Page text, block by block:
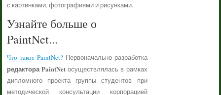
с картинками, фотографиями и рисунками.
Узнайте больше о
PaintNet...
Что такое PaintNet?Первоначально разработка
редактора PaintNet осуществлялась в рамках
дипломного проекта группы студентов при
методической консультации корпорацией